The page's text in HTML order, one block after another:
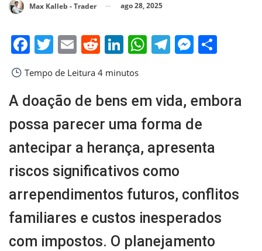
Max Kalleb - Trader ago 28, 2025
Facebook
Twitter
EmailReddit
LinkedIn
WhatsApp
Telegram
Tempo de Leitura 4 minutos
A doação de bens em vida, embora
possa parecer uma forma de
antecipar a herança, apresenta
riscos significativos como
arrependimentos futuros, conflitos
familiares e custos inesperados
com impostos. O planejamento